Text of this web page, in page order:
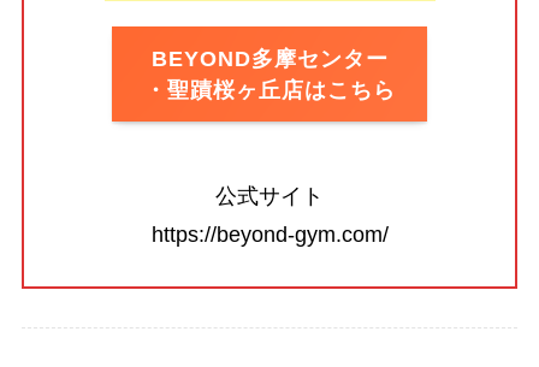
BEYOND多摩センター
・聖蹟桜ヶ丘店はこちら
公式サイト
https://beyond-gym.com/